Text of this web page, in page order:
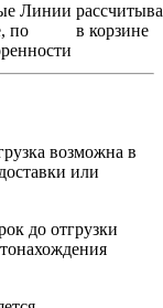
Линии
по
в корзине
возможна в
или
до отгрузки